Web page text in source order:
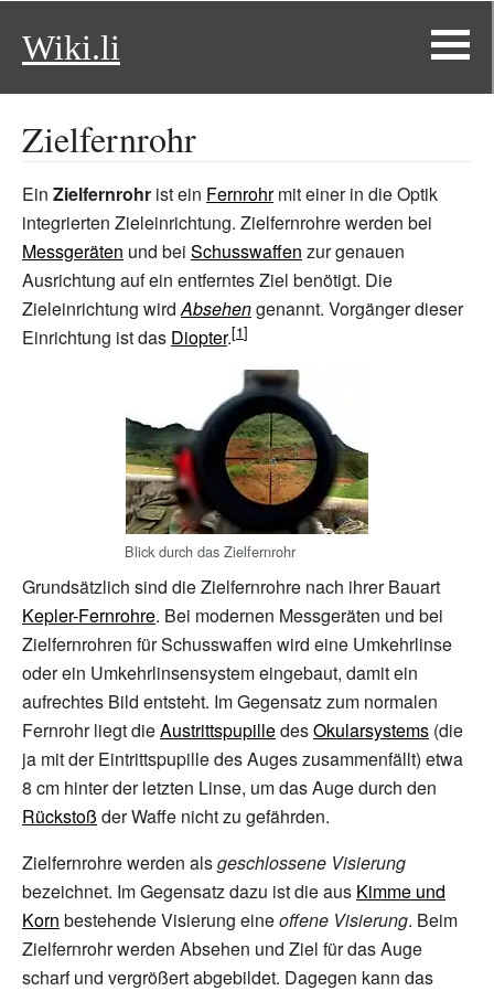
Wiki.li
Zielfernrohr
Ein Zielfernrohr ist ein Fernrohrmit einer in die Optik
integrierten Zieleinrichtung. Zielfernrohre werden bei
Messgeräten und bei Schusswaffen zur genauen
Ausrichtung auf ein entferntes Ziel benötigt. Die
Zieleinrichtung wirdAbsehengenannt. Vorgänger dieser
Einrichtung ist das Diopter.
Blick durch das Zielfernrohr
Grundsätzlich sind die Zielfernrohre nach ihrer Bauart
Kepler-Fernrohre. Bei modernen Messgeräten und bei
Zielfernrohren für Schusswaffen wird eine Umkehrlinse
oder ein Umkehrlinsensystem eingebaut, damit ein
aufrechtes Bild entsteht. Im Gegensatz zum normalen
Fernrohr liegt dieAustrittspupilledesOkularsystems (die
ja mit der Eintrittspupille des Auges zusammenfällt) etwa
8 cm hinter der letzten Linse, um das Auge durch den
Rückstoß der Waffe nicht zu gefährden.
Zielfernrohre werden alsgeschlossene Visierung
bezeichnet. Im Gegensatz dazu ist die aus Kimme und
Korn bestehende Visierung eineoffene Visierung. Beim
Zielfernrohr werden Absehen und Ziel für das Auge
scharf und vergrößert abgebildet. Dagegen kann das